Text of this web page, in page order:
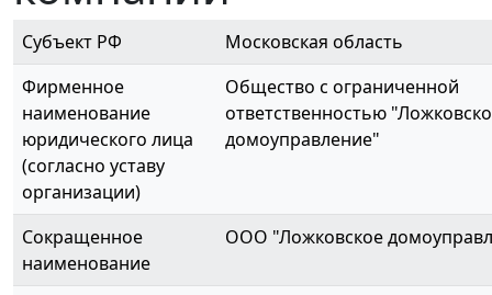
Субъект РФ
Московская область
Фирменное
наименование
юридического лица
(согласно уставу
организации)
Общество с ограниченной
ответственностью
домоуправление"
Сокращенное
наименование
ООО "Ложковское